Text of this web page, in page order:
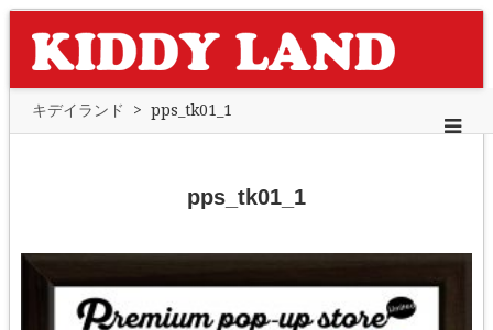
キデイランド > pps_tk01_1
pps_tk01_1